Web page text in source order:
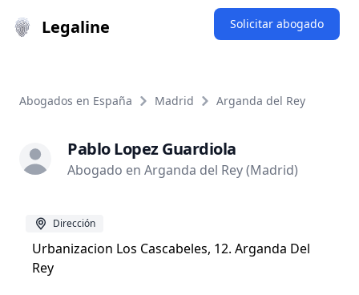
Legaline Solicitar abogado
Abogados en España Madrid Arganda del Rey
Pablo Lopez Guardiola
Abogado en Arganda del Rey (Madrid)
Dirección
Urbanizacion Los Cascabeles, 12. Arganda Del
Rey